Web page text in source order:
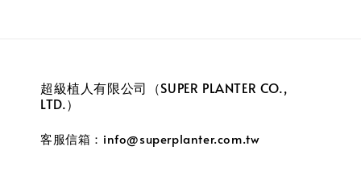
超級植人有限公司（SUPER PLANTER CO.,
LTD.）
客服信箱：info@superplanter.com.tw